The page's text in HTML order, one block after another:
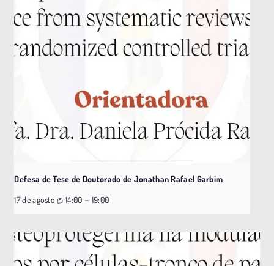
Defesa de Tese de Doutorado de Jonathan Rafael Garbim
17 de agosto @ 14:00 – 19:00